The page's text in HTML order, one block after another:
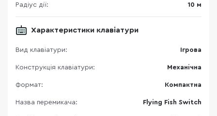
Радіус дії: 10 м
Характеристики клавіатури
Вид клавіатури: Ігрова
Конструкція клавіатури: Механічна
Формат: Компактна
Назва перемикача: Flying Fish Switch